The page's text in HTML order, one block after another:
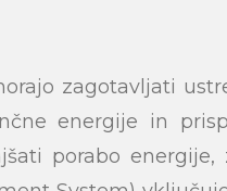
zagotavljati
energije in
porabo